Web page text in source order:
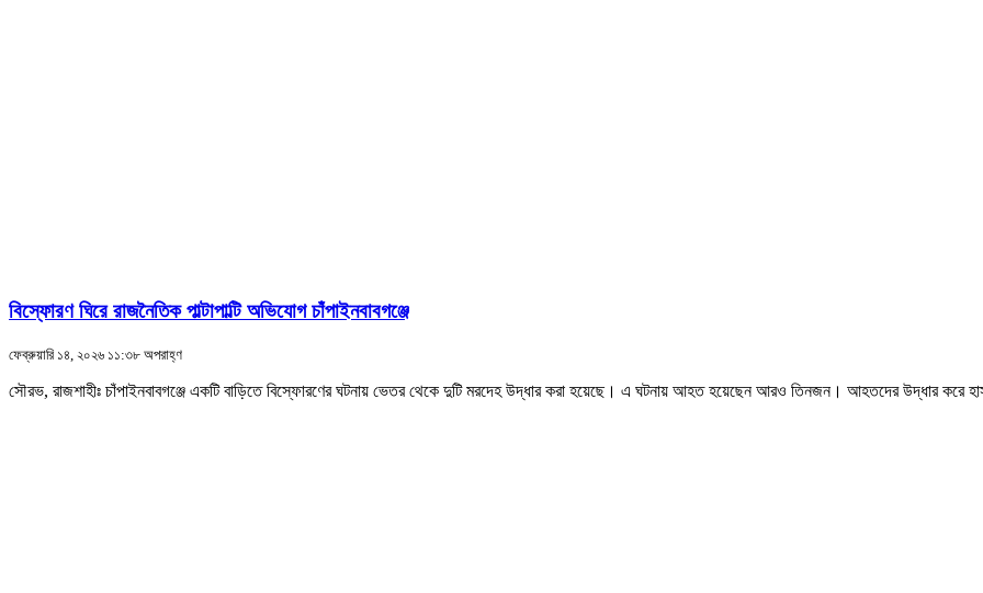
বিস্ফোরণ ঘিরে রাজনৈতিক পাল্টাপাল্টি অভিযোগ চাঁপাইনবাবগঞ্জে
ফেব্রুয়ারি ১৪, ২০২৬ ১১:৩৮ অপরাহ্ণ
সৌরভ, রাজশাহীঃ চাঁপাইনবাবগঞ্জে একটি বাড়িতে বিস্ফোরণের ঘটনায় ভেতর থেকে দুটি মরদেহ উদ্ধার করা হয়েছে। এ ঘটনায় আহত হয়েছেন আরও তিনজন। আহতদের উদ্ধার করে